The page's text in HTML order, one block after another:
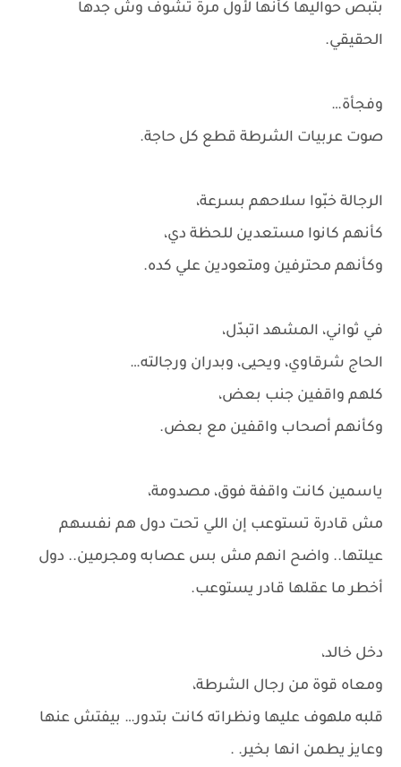
بتبص حواليها كأنها لأول مرة تشوف وش جدها
الحقيقي.
وفجأة…
صوت عربيات الشرطة قطع كل حاجة.
الرجالة خبّوا سلاحهم بسرعة،
كأنهم كانوا مستعدين للحظة دي،
وكأنهم محترفين ومتعودين علي كده.
في ثواني، المشهد اتبدّل،
الحاج شرقاوي، ويحيى، وبدران ورجالته…
كلهم واقفين جنب بعض،
وكأنهم أصحاب واقفين مع بعض.
ياسمين كانت واقفة فوق، مصدومة،
مش قادرة تستوعب إن اللي تحت دول هم نفسهم
عيلتها.. واضح انهم مش بس عصابه ومجرمين.. دول
أخطر ما عقلها قادر يستوعب.
دخل خالد،
ومعاه قوة من رجال الشرطة،
قلبه ملهوف عليها ونظراته كانت بتدور… بيفتش عنها
وعايز يطمن انها بخير. .